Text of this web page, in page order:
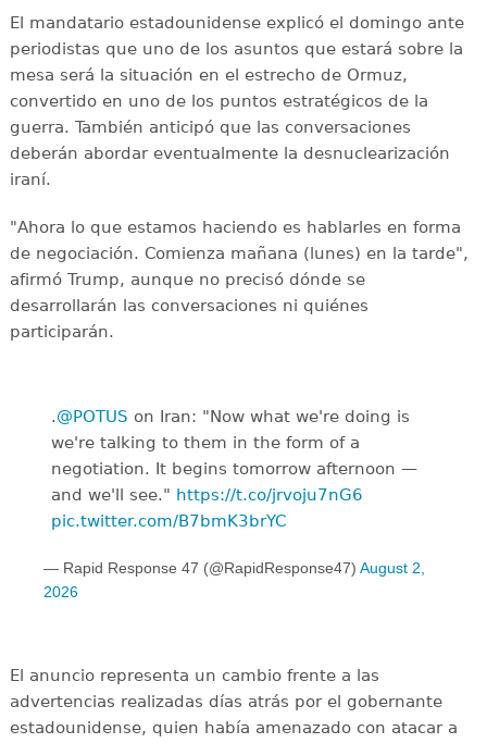
El mandatario estadounidense explicó el domingo ante
periodistas que uno de los asuntos que estará sobre la
mesa será la situación en el estrecho de Ormuz,
convertido en uno de los puntos estratégicos de la
guerra. También anticipó que las conversaciones
deberán abordar eventualmente la desnuclearización
iraní.
"Ahora lo que estamos haciendo es hablarles en forma
de negociación. Comienza mañana (lunes) en la tarde",
afirmó Trump, aunque no precisó dónde se
desarrollarán las conversaciones ni quiénes
participarán.
.@POTUS on Iran: "Now what we're doing is
we're talking to them in the form of a
negotiation. It begins tomorrow afternoon —
and we'll see." https://t.co/jrvoju7nG6
pic.twitter.com/B7bmK3brYC
— Rapid Response 47 (@RapidResponse47) August 2,
2026
El anuncio representa un cambio frente a las
advertencias realizadas días atrás por el gobernante
estadounidense, quien había amenazado con atacar a